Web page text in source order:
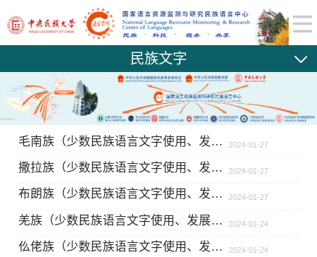
民族文字
毛南族（少数民族语言文字使用、发展和保护情况） 2024-01-27
撒拉族（少数民族语言文字使用、发展和保护情况） 2024-01-27
布朗族（少数民族语言文字使用、发展和保护情况） 2024-01-27
羌族（少数民族语言文字使用、发展和保护情况） 2024-01-24
仫佬族（少数民族语言文字使用、发展和保护情况） 2024-01-24